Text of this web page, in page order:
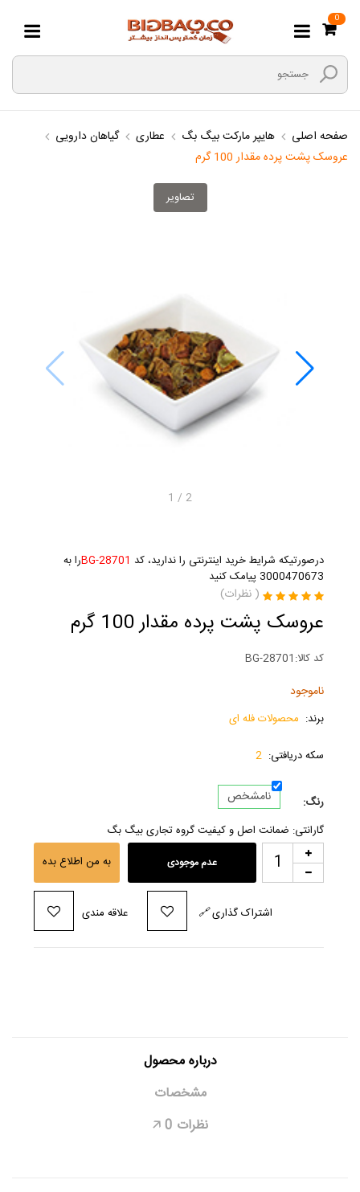
0
صفحه اصلی هایپر مارکت بیگ بگ عطاری
گیاهان دارویی
عروسک پشت پرده مقدار 100 گرم
تصاویر
1 / 2
درصورتیکه شرایط خرید اینترنتی را ندارید، کد BG-28701را به
3000470673 پیامک کنید
( نظرات)
عروسک پشت پرده مقدار 100 گرم
کد کالا:BG-28701
ناموجود
برند: محصولات فله ای
سکه دریافتی: 2
رنگ: نامشخص
گارانتی: ضمانت اصل و کیفیت گروه تجاری بیگ بگ
عدم موجودی به من اطلاع بده
علاقه مندی 🔗اشتراک گذاری
درباره محصول
مشخصات
نظرات 0
🡥